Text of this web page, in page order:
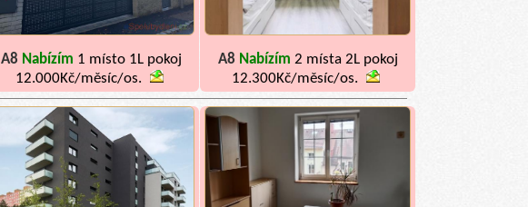
A8 Nabízím 1 místo 1L pokoj
12.000Kč/měsíc/os.
A8 Nabízím 2 místa 2L pokoj
12.300Kč/měsíc/os.